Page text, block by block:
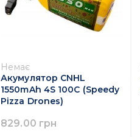
Немає
Акумулятор CNHL
1550mAh 4S 100C (Speedy
Pizza Drones)
829.00 грн